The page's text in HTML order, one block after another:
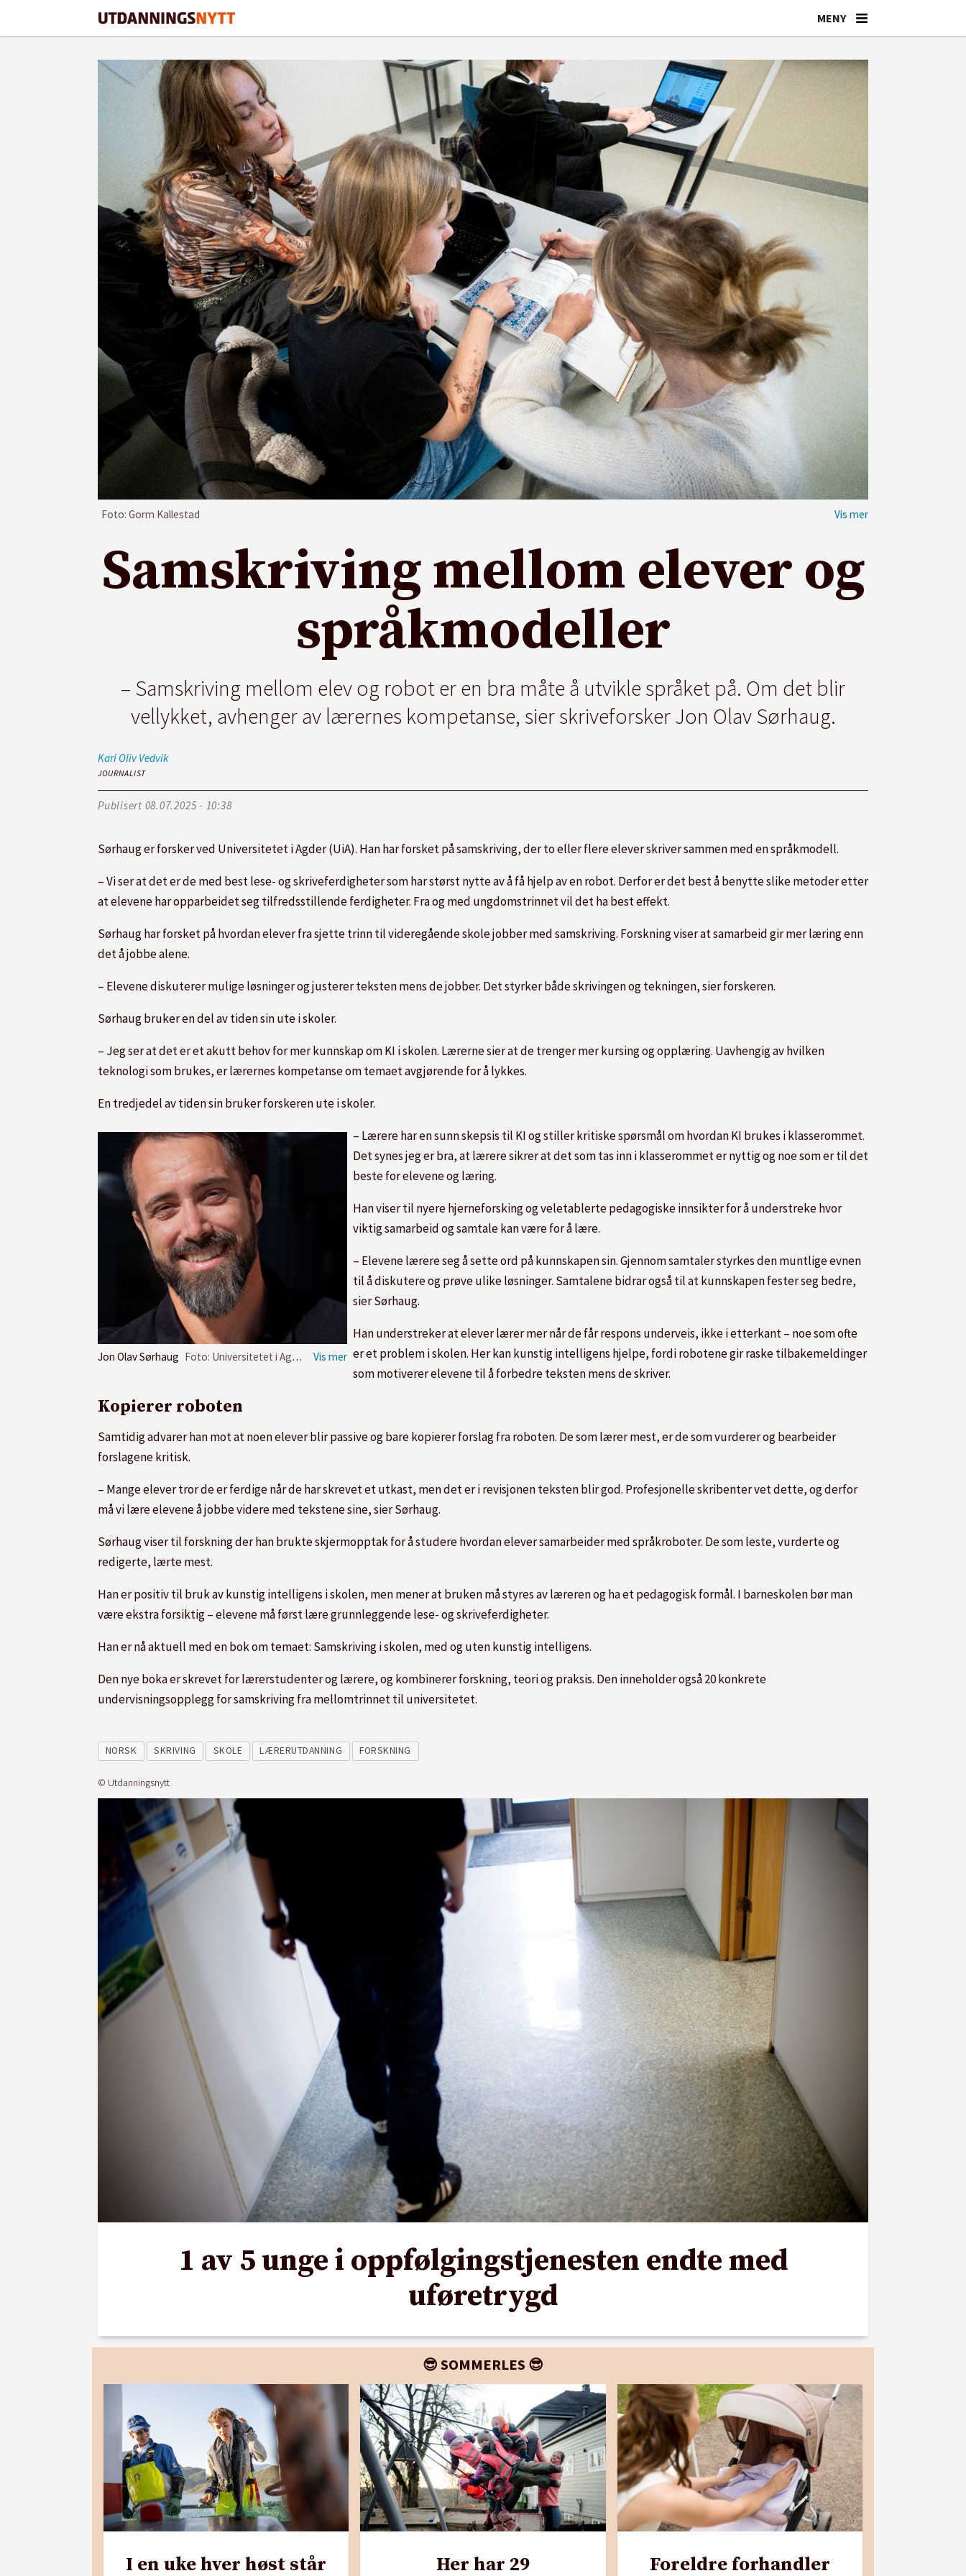
Foto: Gorm Kallestad
Samskriving mellom elever og
språkmodeller
– Samskriving mellom elev og robot er en bra måte å utvikle språket på. Om det blir
vellykket, avhenger av lærernes kompetanse, sier skriveforsker Jon Olav Sørhaug.
Kari Oliv Vedvik
JOURNALIST
Publisert 08.07.2025 - 10:38
Sørhaug er forsker ved Universitetet i Agder (UiA). Han har forsket på samskriving, der to eller flere elever skriver sammen med en språkmodell.
– Vi ser at det er de med best lese- og skriveferdigheter som har størst nytte av å få hjelp av en robot. Derfor er det best å benytte slike metoder etter
at elevene har opparbeidet seg tilfredsstillende ferdigheter. Fra og med ungdomstrinnet vil det ha best effekt.
Sørhaug har forsket på hvordan elever fra sjette trinn til videregående skole jobber med samskriving. Forskning viser at samarbeid gir mer læring enn
det å jobbe alene.
– Elevene diskuterer mulige løsninger og justerer teksten mens de jobber. Det styrker både skrivingen og tekningen, sier forskeren.
Sørhaug bruker en del av tiden sin ute i skoler.
– Jeg ser at det er et akutt behov for mer kunnskap om KI i skolen. Lærerne sier at de trenger mer kursing og opplæring. Uavhengig av hvilken
teknologi som brukes, er lærernes kompetanse om temaet avgjørende for å lykkes.
En tredjedel av tiden sin bruker forskeren ute i skoler.
Jon Olav Sørhaug Foto: Universitetet i Agder
– Lærere har en sunn skepsis til KI og stiller kritiske spørsmål om hvordan KI brukes i klasserommet.
Det synes jeg er bra, at lærere sikrer at det som tas inn i klasserommet er nyttig og noe som er til det
beste for elevene og læring.
Han viser til nyere hjerneforsking og veletablerte pedagogiske innsikter for å understreke hvor
viktig samarbeid og samtale kan være for å lære.
– Elevene lærere seg å sette ord på kunnskapen sin. Gjennom samtaler styrkes den muntlige evnen
til å diskutere og prøve ulike løsninger. Samtalene bidrar også til at kunnskapen fester seg bedre,
sier Sørhaug.
Han understreker at elever lærer mer når de får respons underveis, ikke i etterkant – noe som ofte
er et problem i skolen. Her kan kunstig intelligens hjelpe, fordi robotene gir raske tilbakemeldinger
som motiverer elevene til å forbedre teksten mens de skriver.
Kopierer roboten
Samtidig advarer han mot at noen elever blir passive og bare kopierer forslag fra roboten. De som lærer mest, er de som vurderer og bearbeider
forslagene kritisk.
– Mange elever tror de er ferdige når de har skrevet et utkast, men det er i revisjonen teksten blir god. Profesjonelle skribenter vet dette, og derfor
må vi lære elevene å jobbe videre med tekstene sine, sier Sørhaug.
Sørhaug viser til forskning der han brukte skjermopptak for å studere hvordan elever samarbeider med språkroboter. De som leste, vurderte og
redigerte, lærte mest.
Han er positiv til bruk av kunstig intelligens i skolen, men mener at bruken må styres av læreren og ha et pedagogisk formål. I barneskolen bør man
være ekstra forsiktig – elevene må først lære grunnleggende lese- og skriveferdigheter.
Han er nå aktuell med en bok om temaet: Samskriving i skolen, med og uten kunstig intelligens.
Den nye boka er skrevet for lærerstudenter og lærere, og kombinerer forskning, teori og praksis. Den inneholder også 20 konkrete
undervisningsopplegg for samskriving fra mellomtrinnet til universitetet.
NORSK SKRIVING SKOLE LÆRERUTDANNING FORSKNING
© Utdanningsnytt
1 av 5 unge i oppfølgingstjenesten endte med
uføretrygd
😎 SOMMERLES 😎
I en uke hver høst står Her har 29 Foreldre forhandler